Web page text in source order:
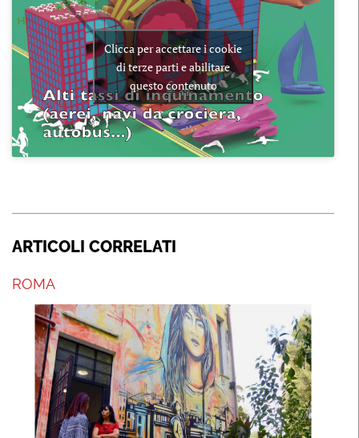
Clicca per accettare i cookie
di terze parti e abilitare
questo contenuto
ARTICOLI CORRELATI
ROMA